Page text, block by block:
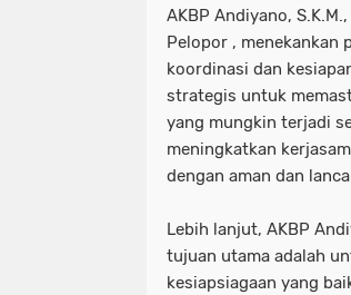
AKBP Andiyano,
Pelopor ,
koordinasi dan
strategis untuk
yang mungkin terjadi
meningkatkan
dengan aman dan
Lebih lanjut, AKBP
tujuan utama adalah
kesiapsiagaan yang